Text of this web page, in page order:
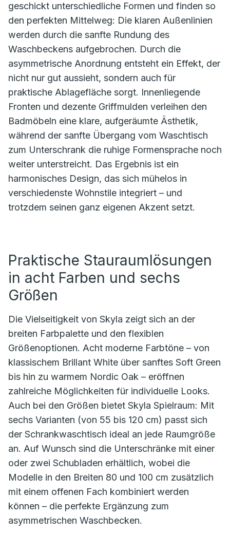
geschickt unterschiedliche Formen und finden so
den perfekten Mittelweg: Die klaren Außenlinien
werden durch die sanfte Rundung des
Waschbeckens aufgebrochen. Durch die
asymmetrische Anordnung entsteht ein Effekt, der
nicht nur gut aussieht, sondern auch für
praktische Ablagefläche sorgt. Innenliegende
Fronten und dezente Griffmulden verleihen den
Badmöbeln eine klare, aufgeräumte Ästhetik,
während der sanfte Übergang vom Waschtisch
zum Unterschrank die ruhige Formensprache noch
weiter unterstreicht. Das Ergebnis ist ein
harmonisches Design, das sich mühelos in
verschiedenste Wohnstile integriert – und
trotzdem seinen ganz eigenen Akzent setzt.
Praktische Stauraumlösungen
in acht Farben und sechs
Größen
Die Vielseitigkeit von Skyla zeigt sich an der
breiten Farbpalette und den flexiblen
Größenoptionen. Acht moderne Farbtöne – von
klassischem Brillant White über sanftes Soft Green
bis hin zu warmem Nordic Oak – eröffnen
zahlreiche Möglichkeiten für individuelle Looks.
Auch bei den Größen bietet Skyla Spielraum: Mit
sechs Varianten (von 55 bis 120 cm) passt sich
der Schrankwaschtisch ideal an jede Raumgröße
an. Auf Wunsch sind die Unterschränke mit einer
oder zwei Schubladen erhältlich, wobei die
Modelle in den Breiten 80 und 100 cm zusätzlich
mit einem offenen Fach kombiniert werden
können – die perfekte Ergänzung zum
asymmetrischen Waschbecken.